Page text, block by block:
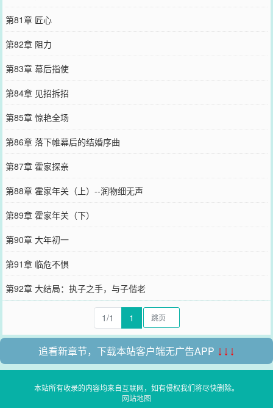
第81章 匠心
第82章 阻力
第83章 幕后指使
第84章 见招拆招
第85章 惊艳全场
第86章 落下帷幕后的结婚序曲
第87章 霍家探亲
第88章 霍家年关（上）--润物细无声
第89章 霍家年关（下）
第90章 大年初一
第91章 临危不惧
第92章 大结局：执子之手，与子偕老
1/1 1
追看新章节，下载本站客户端无广告APP ↓↓↓
本站所有收录的内容均来自互联网，如有侵权我们将尽快删除。
网站地图